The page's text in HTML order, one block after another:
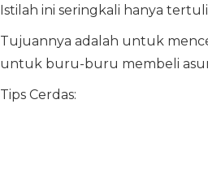
Istilah ini seringkali hanya
Tujuannya adalah untuk
untuk buru-buru membeli
Tips Cerdas: